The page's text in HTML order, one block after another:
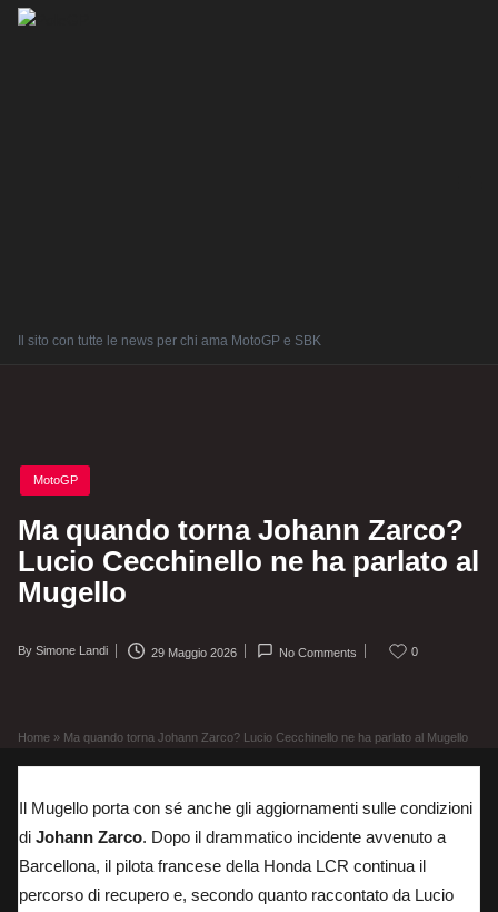
Il sito con tutte le news per chi ama MotoGP e SBK
Posted
in
MotoGP
Ma quando torna Johann Zarco?
Lucio Cecchinello ne ha parlato al
Mugello
Posted
By Simone Landi 29 Maggio 2026 No Comments 0
Home » Ma quando torna Johann Zarco? Lucio Cecchinello ne ha parlato al Mugello
Il Mugello porta con sé anche gli aggiornamenti sulle condizioni
di Johann Zarco. Dopo il drammatico incidente avvenuto a
Barcellona, il pilota francese della Honda LCR continua il
percorso di recupero e, secondo quanto raccontato da Lucio